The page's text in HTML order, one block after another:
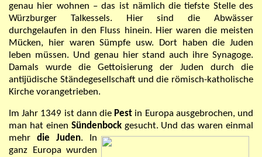
genau hier wohnen – das ist nämlich die tiefste Stelle des
Würzburger Talkessels. Hier sind die Abwässer
durchgelaufen in den Fluss hinein. Hier waren die meisten
Mücken, hier waren Sümpfe usw. Dort haben die Juden
leben müssen. Und genau hier stand auch ihre Synagoge.
Damals wurde die Gettoisierung der Juden durch die
antijüdische Ständegesellschaft und die römisch-katholische
Kirche vorangetrieben.
Im Jahr 1349 ist dann die Pest in Europa ausgebrochen, und
man hat einen Sündenbockgesucht. Und das waren einmal
mehr die Juden. In
ganz Europa wurden